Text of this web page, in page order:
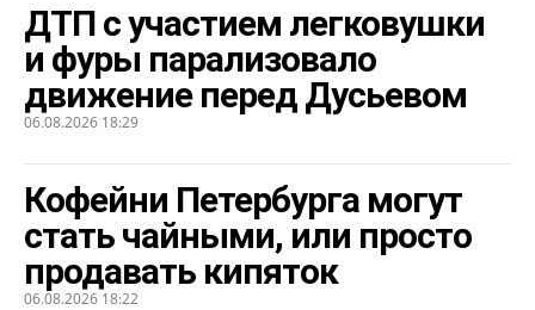
ДТП с участием легковушки
и фуры парализовало
движение перед Дусьевом
06.08.2026 18:29
Кофейни Петербурга могут
стать чайными, или просто
продавать кипяток
06.08.2026 18:22